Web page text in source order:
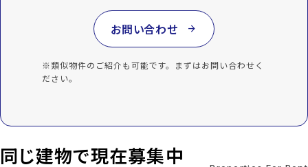
お問い合わせ arrow_forward
※類似物件のご紹介も可能です。まずはお問い合わせく
ださい。
同じ建物で現在募集中